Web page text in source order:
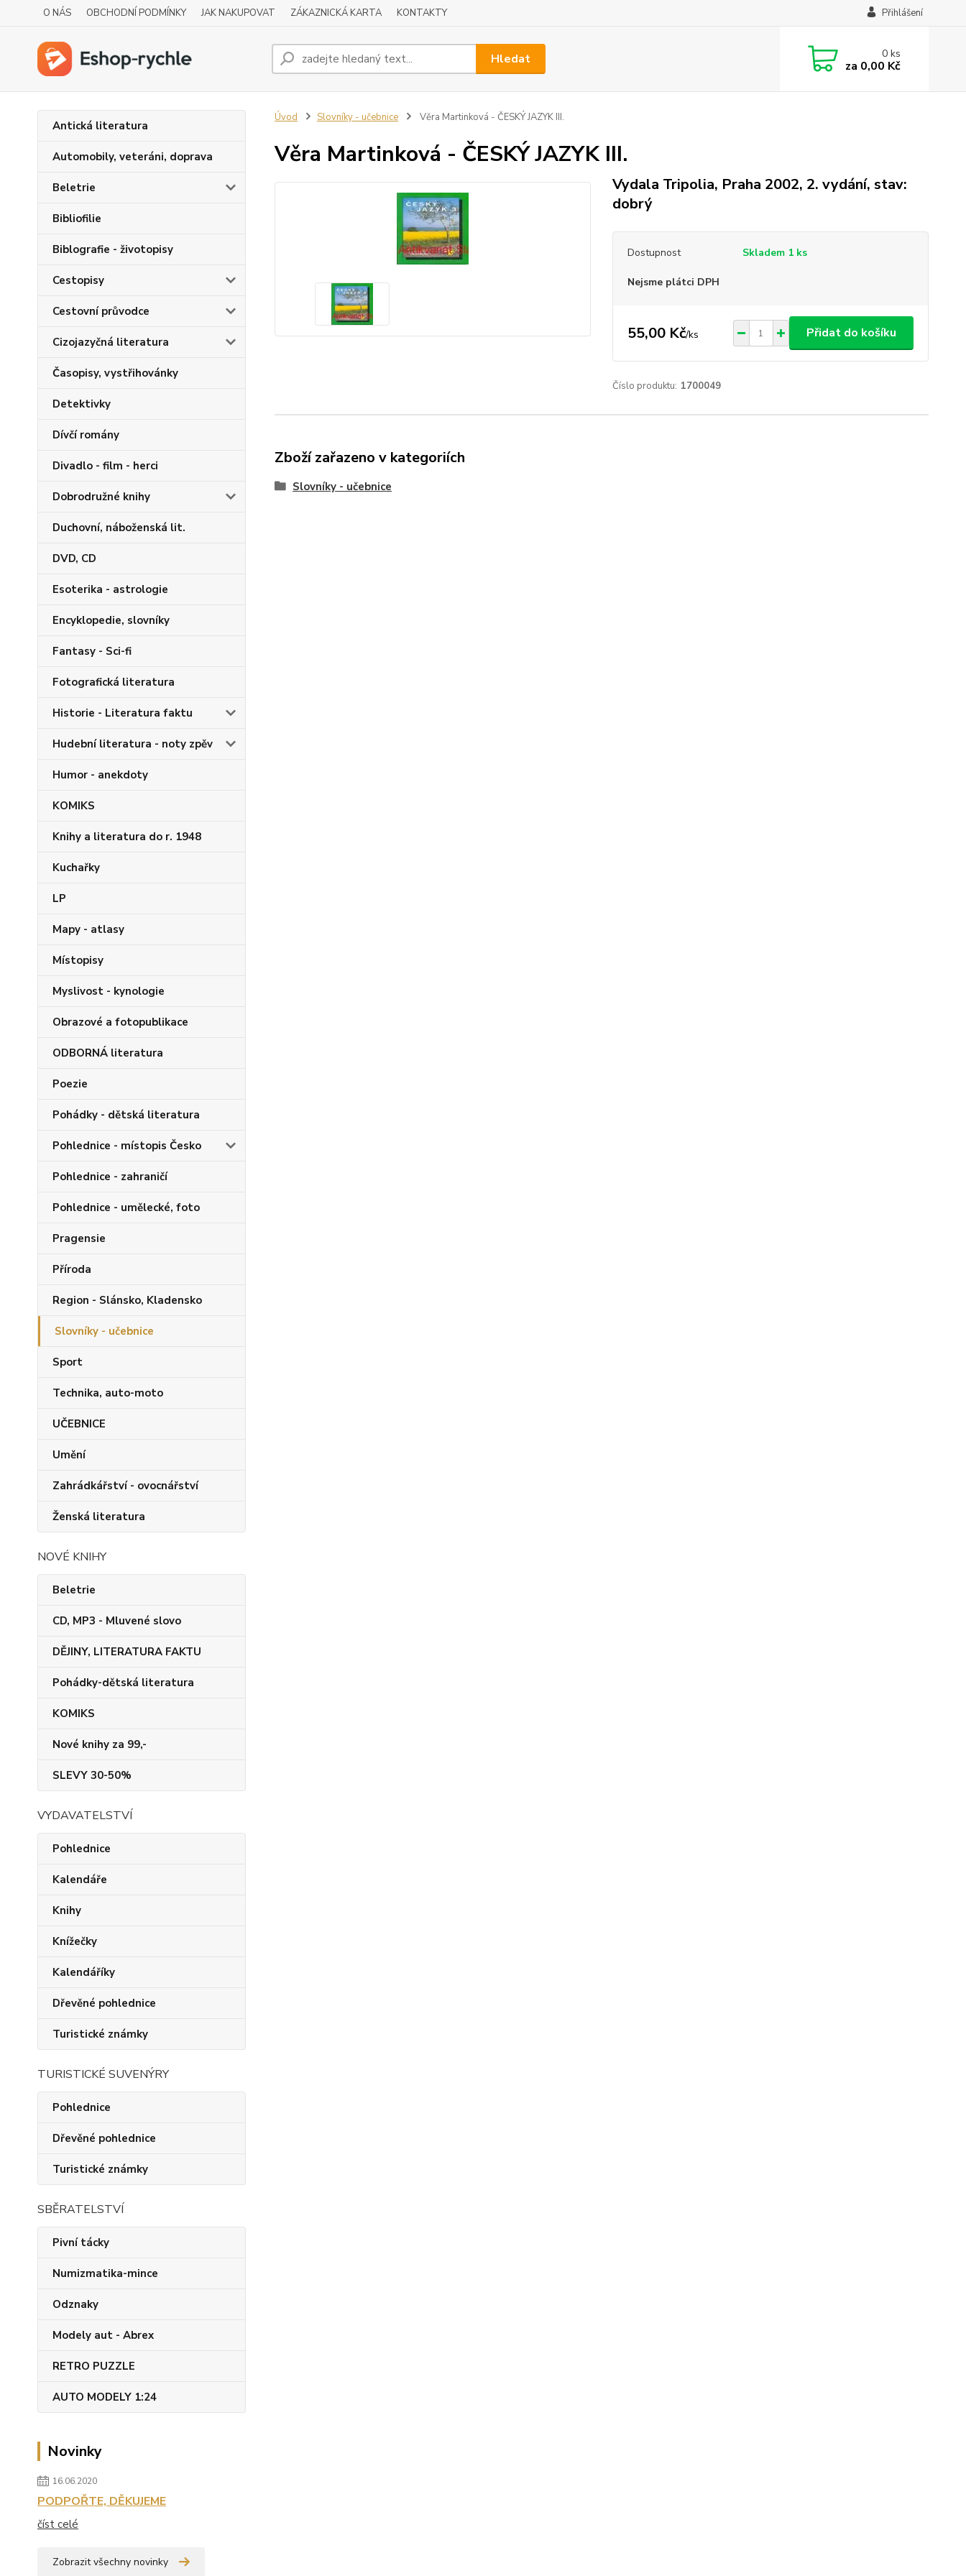
O NÁS OBCHODNÍ PODMÍNKY JAK NAKUPOVAT ZÁKAZNICKÁ KARTA KONTAKTY Přihlášení
Hledat 0ks
za 0,00 Kč
Antická literatura
Automobily, veteráni, doprava
Beletrie
Bibliofilie
Biblografie - životopisy
Cestopisy
Cestovní průvodce
Cizojazyčná literatura
Časopisy, vystřihovánky
Detektivky
Dívčí romány
Divadlo - film - herci
Dobrodružné knihy
Duchovní, náboženská lit.
DVD, CD
Esoterika - astrologie
Encyklopedie, slovníky
Fantasy - Sci-fi
Fotografická literatura
Historie - Literatura faktu
Hudební literatura - noty zpěv
Humor - anekdoty
KOMIKS
Knihy a literatura do r. 1948
Kuchařky
LP
Mapy - atlasy
Místopisy
Myslivost - kynologie
Obrazové a fotopublikace
ODBORNÁ literatura
Poezie
Pohádky - dětská literatura
Pohlednice - místopis Česko
Pohlednice - zahraničí
Pohlednice - umělecké, foto
Pragensie
Příroda
Region - Slánsko, Kladensko
Slovníky - učebnice
Sport
Technika, auto-moto
UČEBNICE
Umění
Zahrádkářství - ovocnářství
Ženská literatura
NOVÉ KNIHY
Beletrie
CD, MP3 - Mluvené slovo
DĚJINY, LITERATURA FAKTU
Pohádky-dětská literatura
KOMIKS
Nové knihy za 99,-
SLEVY 30-50%
VYDAVATELSTVÍ
Pohlednice
Kalendáře
Knihy
Knížečky
Kalendáříky
Dřevěné pohlednice
Turistické známky
TURISTICKÉ SUVENÝRY
Pohlednice
Dřevěné pohlednice
Turistické známky
SBĚRATELSTVÍ
Pivní tácky
Numizmatika-mince
Odznaky
Modely aut - Abrex
RETRO PUZZLE
AUTO MODELY 1:24
Novinky
16.06.2020
PODPOŘTE, DĚKUJEME
číst celé
Zobrazit všechny novinky
Úvod Slovníky - učebnice Věra Martinková - ČESKÝ JAZYK III.
Věra Martinková - ČESKÝ JAZYK III.
Vydala Tripolia, Praha 2002, 2. vydání, stav:
dobrý
Dostupnost Skladem 1 ks
Nejsme plátci DPH
55,00 Kč/ks Přidat do košíku
Číslo produktu: 1700049
Zboží zařazeno v kategoriích
Slovníky - učebnice